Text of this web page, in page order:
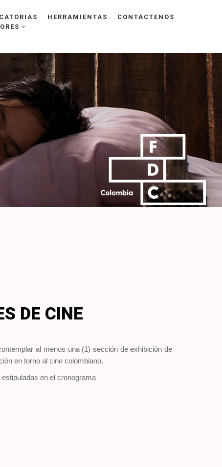
HERRAMIENTAS CONTÁCTENOS
DE CINE
al menos una (1) sección de exhibición de
en torno al cine colombiano.
en el cronograma